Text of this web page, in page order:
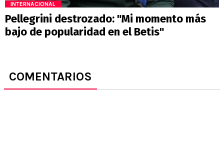
INTERNACIONAL
Pellegrini destrozado: "Mi momento más
bajo de popularidad en el Betis"
COMENTARIOS